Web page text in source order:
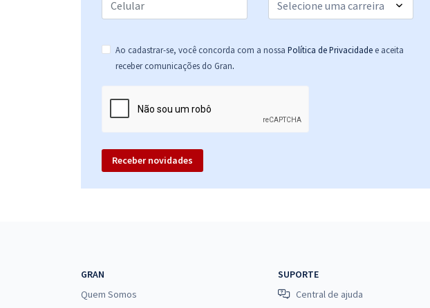
Ao cadastrar-se, você concorda com a nossa Política de Privacidade e aceita
receber comunicações do Gran.
Receber novidades
GRAN
Quem Somos
SUPORTE
Central de ajuda